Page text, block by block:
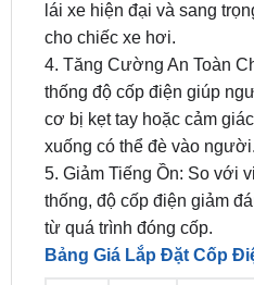
lái xe hiện đại và sang
cho chiếc xe hơi.
4. Tăng Cường An Toàn
thống độ cốp điện giúp
cơ bị kẹt tay hoặc cảm
xuống có thể đè vào người.
5. Giảm Tiếng Ồn: So với
thống, độ cốp điện giảm
từ quá trình đóng cốp.
Bảng Giá Lắp Đặt Cốp